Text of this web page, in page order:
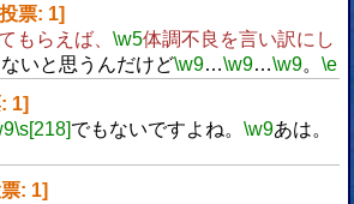
票: 1]
もらえば、 \w5体調不良を言い訳にし
いと思うんだけど\w9…\w9…\w9。 \e
1]
\s[218]でもないですよね。 \w9あは。
: 1]